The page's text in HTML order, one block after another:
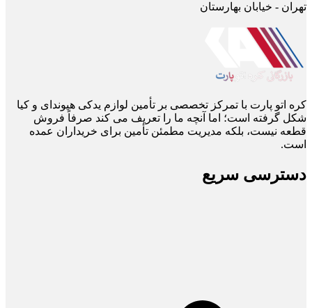
تهران - خیابان بهارستان
کره اتو پارت با تمرکز تخصصی بر تأمین لوازم یدکی هیوندای و کیا
شکل گرفته است؛ اما آنچه ما را تعریف می ‌کند صرفاً فروش
قطعه نیست، بلکه مدیریت مطمئن تأمین برای خریداران عمده
است.
دسترسی سریع